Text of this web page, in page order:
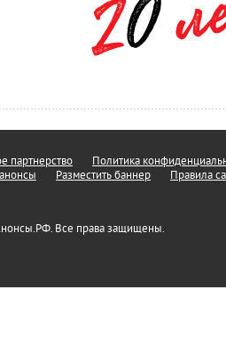
партнерство
Политика
Разместить баннер Правила
Все права защищены.